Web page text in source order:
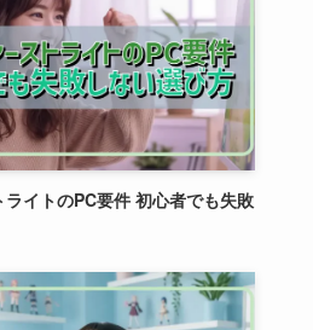
イトのPC要件 初心者でも失敗